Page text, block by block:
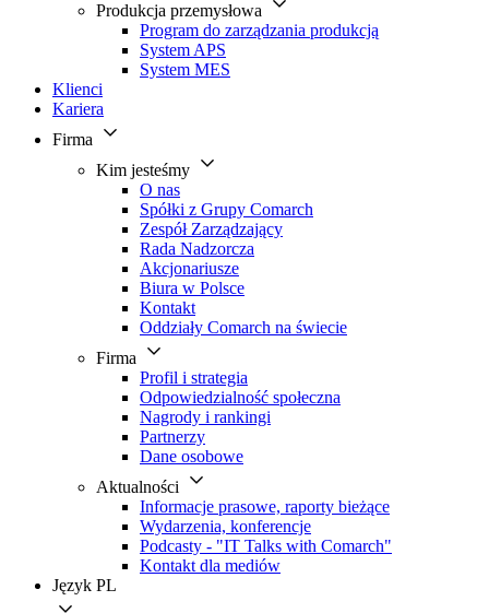
Produkcja przemysłowa
Program do zarządzania produkcją
System APS
System MES
Klienci
Kariera
Firma
Kim jesteśmy
O nas
Spółki z Grupy Comarch
Zespół Zarządzający
Rada Nadzorcza
Akcjonariusze
Biura w Polsce
Kontakt
Oddziały Comarch na świecie
Firma
Profil i strategia
Odpowiedzialność społeczna
Nagrody i rankingi
Partnerzy
Dane osobowe
Aktualności
Informacje prasowe, raporty bieżące
Wydarzenia, konferencje
Podcasty - "IT Talks with Comarch"
Kontakt dla mediów
Język PL